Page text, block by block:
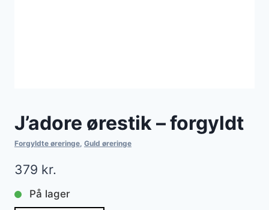
J’adore ørestik – forgyldt
Forgyldte øreringe, Guld øreringe
379 kr.
På lager